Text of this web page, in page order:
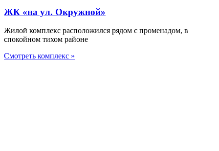
ЖК «на ул. Окружной»
Жилой комплекс расположился рядом с променадом, в
спокойном тихом районе
Смотреть комплекс »